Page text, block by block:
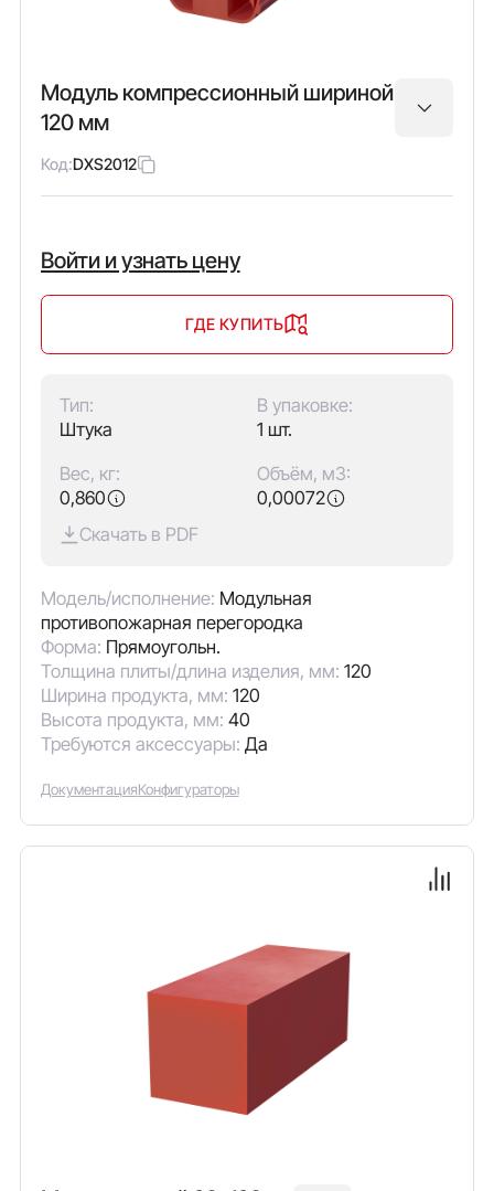
Модуль компрессионный шириной
120 мм
Код:DXS2012
Войти и узнать цену
ГДЕ КУПИТЬ
Тип:
Штука
В упаковке:
1 шт.
Вес, кг:
0,860
Объём, м3:
0,00072
Скачать в PDF
Модель/исполнение: Модульная
противопожарная перегородка
Форма: Прямоугольн.
Толщина плиты/длина изделия, мм: 120
Ширина продукта, мм: 120
Высота продукта, мм: 40
Требуются аксессуары: Да
ДокументацияКонфигураторы